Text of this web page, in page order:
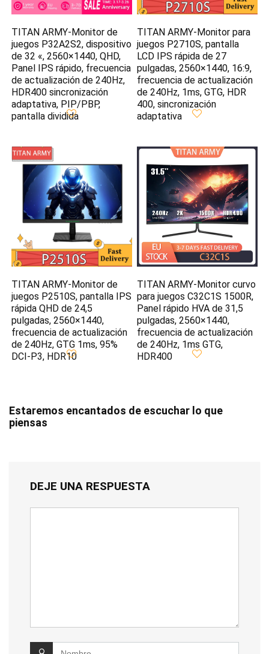
TITAN ARMY-Monitor de
juegos P32A2S2, dispositivo
de 32 «, 2560×1440, QHD,
Panel IPS rápido, frecuencia
de actualización de 240Hz,
HDR400 sincronización
adaptativa, PIP/PBP,
pantalla dividida
TITAN ARMY-Monitor para
juegos P2710S, pantalla
LCD IPS rápida de 27
pulgadas, 2560×1440, 16:9,
frecuencia de actualización
de 240Hz, 1ms, GTG, HDR
400, sincronización
adaptativa
TITAN ARMY-Monitor de
juegos P2510S, pantalla IPS
rápida QHD de 24,5
pulgadas, 2560×1440,
frecuencia de actualización
de 240Hz, GTG 1ms, 95%
DCI-P3, HDR10
TITAN ARMY-Monitor curvo
para juegos C32C1S 1500R,
Panel rápido HVA de 31,5
pulgadas, 2560×1440,
frecuencia de actualización
de 240Hz, 1ms GTG,
HDR400
Estaremos encantados de escuchar lo que
piensas
DEJE UNA RESPUESTA